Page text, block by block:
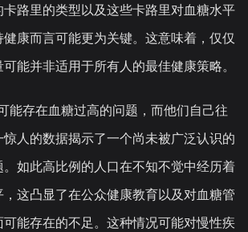
路里的类型以及这些卡路里对血糖水平
康而言可能更为关键。这意味着，仅仅
能并非适用于所有人的最佳健康策略。
能存在血糖过高的问题，而他们自己往
人的数据揭示了一个尚未被广泛认识的
如此高比例的人口在不知不觉中经历着
这凸显了在公众健康教育以及对血糖管
能存在的不足。这种情况可能对慢性疾